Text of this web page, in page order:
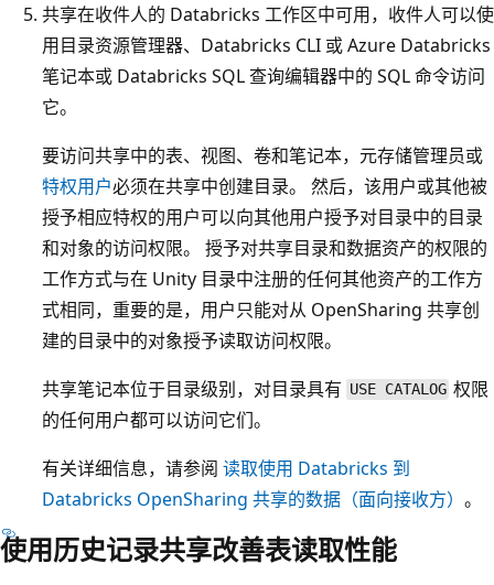
共享在收件人的 Databricks 工作区中可用，收件人可以使
用目录资源管理器、Databricks CLI 或 Azure Databricks
笔记本或 Databricks SQL 查询编辑器中的 SQL 命令访问
它。
要访问共享中的表、视图、卷和笔记本，元存储管理员或
特权用户必须在共享中创建目录。 然后，该用户或其他被
授予相应特权的用户可以向其他用户授予对目录中的目录
和对象的访问权限。 授予对共享目录和数据资产的权限的
工作方式与在 Unity 目录中注册的任何其他资产的工作方
式相同，重要的是，用户只能对从 OpenSharing 共享创
建的目录中的对象授予读取访问权限。
共享笔记本位于目录级别，对目录具有 USE CATALOG 权限
的任何用户都可以访问它们。
有关详细信息，请参阅 读取使用 Databricks 到
Databricks OpenSharing 共享的数据（面向接收方） 。
使用历史记录共享改善表读取性能